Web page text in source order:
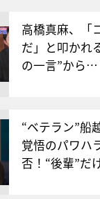
高橋真麻、「
だ」と叩かれ
の一言”から…
“ベテラン”船
覚悟のパワハ
否！“後輩”だ